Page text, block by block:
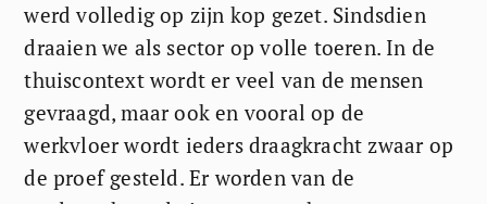
werd volledig op zijn kop gezet. Sindsdien
draaien we als sector op volle toeren. In de
thuiscontext wordt er veel van de mensen
gevraagd, maar ook en vooral op de
werkvloer wordt ieders draagkracht zwaar op
de proef gesteld. Er worden van de